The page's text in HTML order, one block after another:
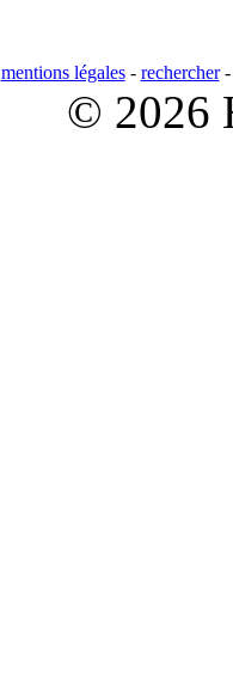
mentions légales- rechercher
© 2026